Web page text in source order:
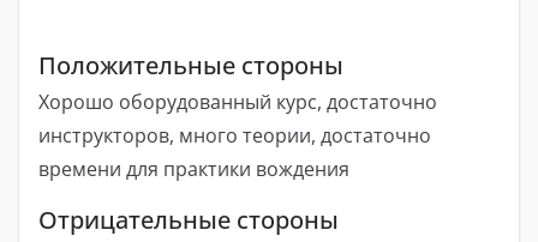
Положительные стороны
Хорошо оборудованный курс, достаточно
инструкторов, много теории, достаточно
времени для практики вождения
Отрицательные стороны